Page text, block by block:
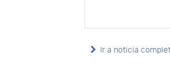
Ir a noticia